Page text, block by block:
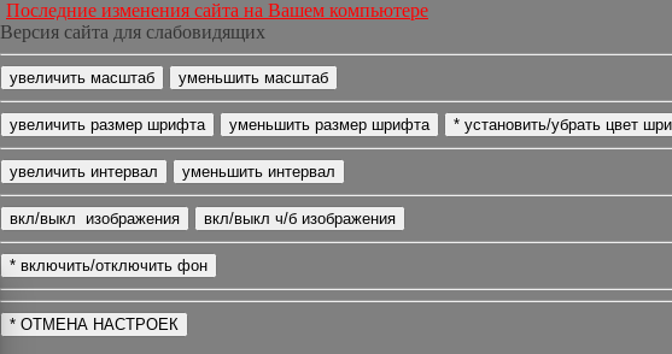
Последние изменения сайта на Вашем компьютере
Версия сайта для слабовидящих